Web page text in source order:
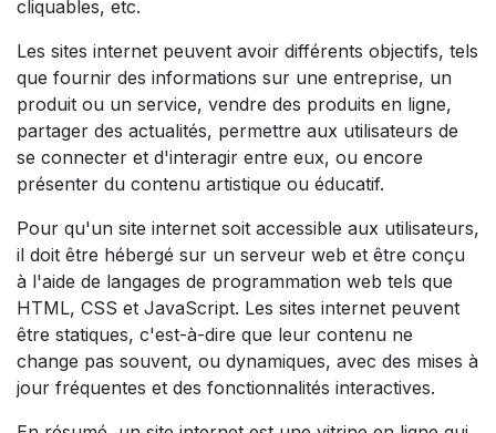
cliquables, etc.
Les sites internet peuvent avoir différents objectifs, tels
que fournir des informations sur une entreprise, un
produit ou un service, vendre des produits en ligne,
partager des actualités, permettre aux utilisateurs de
se connecter et d'interagir entre eux, ou encore
présenter du contenu artistique ou éducatif.
Pour qu'un site internet soit accessible aux utilisateurs,
il doit être hébergé sur un serveur web et être conçu
à l'aide de langages de programmation web tels que
HTML, CSS et JavaScript. Les sites internet peuvent
être statiques, c'est-à-dire que leur contenu ne
change pas souvent, ou dynamiques, avec des mises à
jour fréquentes et des fonctionnalités interactives.